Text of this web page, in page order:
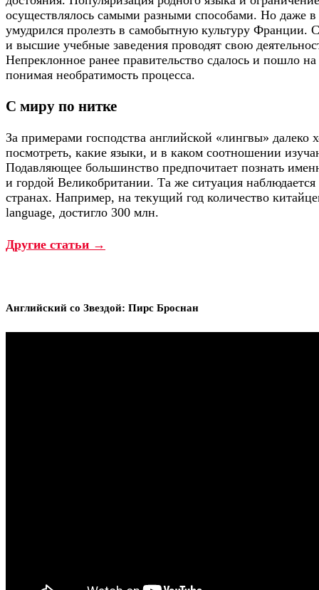
осуществлялось самыми разными способами. Но даже
умудрился пролезть в самобытную культуру Франции.
и высшие учебные заведения проводят свою
Непреклонное ранее правительство сдалось и пошло
понимая необратимость процесса.
С миру по нитке
За примерами господства английской «лингвы» далеко
посмотреть, какие языки, и в каком соотношении
Подавляющее большинство предпочитает познать
и гордой Великобритании. Та же ситуация
странах. Например, на текущий год количество
language, достигло 300 млн.
Другие статьи →
Английский со Звездой: Пирс Броснан